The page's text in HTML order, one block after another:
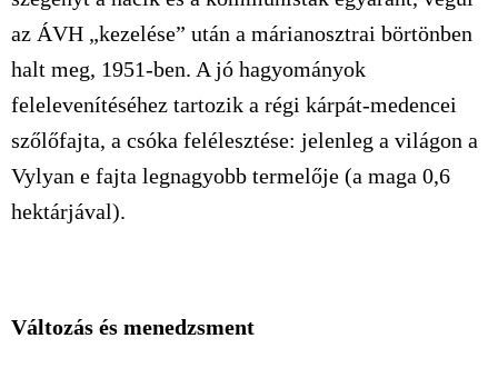
az ÁVH „kezelése” után a márianosztrai börtönben
halt meg, 1951-ben. A jó hagyományok
felelevenítéséhez tartozik a régi kárpát-medencei
szőlőfajta, a csóka felélesztése: jelenleg a világon a
Vylyan e fajta legnagyobb termelője (a maga 0,6
hektárjával).
Változás és menedzsment